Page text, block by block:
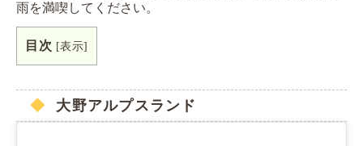
雨を満喫してください。
目次 [表示]
大野アルプスランド